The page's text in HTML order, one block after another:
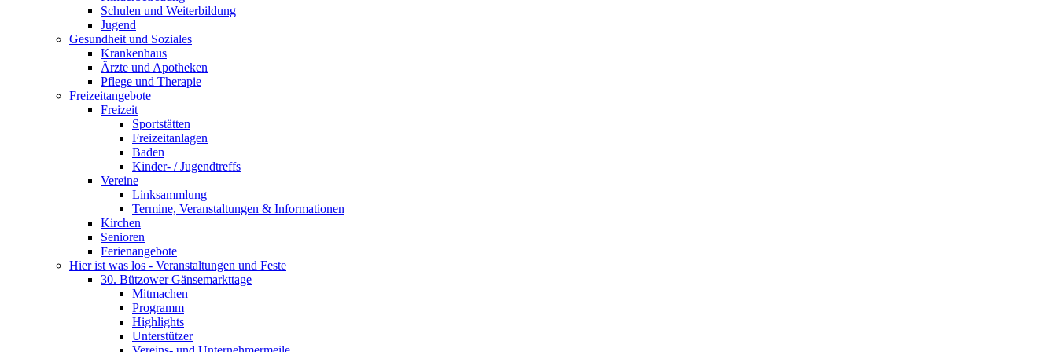
Schulen und Weiterbildung
Jugend
Gesundheit und Soziales
Krankenhaus
Ärzte und Apotheken
Pflege und Therapie
Freizeitangebote
Freizeit
Sportstätten
Freizeitanlagen
Baden
Kinder- / Jugendtreffs
Vereine
Linksammlung
Termine, Veranstaltungen & Informationen
Kirchen
Senioren
Ferienangebote
Hier ist was los - Veranstaltungen und Feste
30. Bützower Gänsemarkttage
Mitmachen
Programm
Highlights
Unterstützer